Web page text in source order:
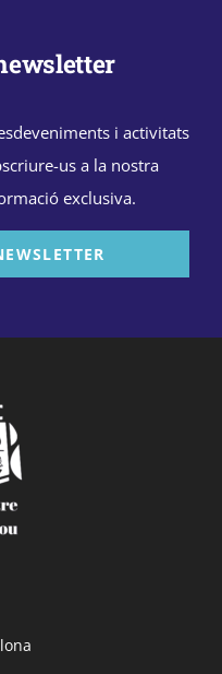
i activitats
us a la nostra
exclusiva.